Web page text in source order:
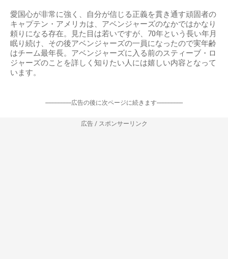
愛国心が非常に強く、自分が信じる正義を貫き通す頑固者の
キャプテン・アメリカは、アベンジャーズのなかではかなり
頼りになる存在。見た目は若いですが、70年という長い年月
眠り続け、その後アベンジャーズの一員になったので実年齢
はチーム最年長。アベンジャーズに入る前のスティーブ・ロ
ジャーズのことを詳しく知りたい人には嬉しい内容となって
います。
-----------------広告の後に次ページに続きます-----------------
広告 / スポンサーリンク